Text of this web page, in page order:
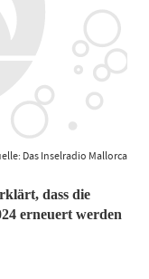
Das Inselradio Mallorca
dass die
erneuert werden